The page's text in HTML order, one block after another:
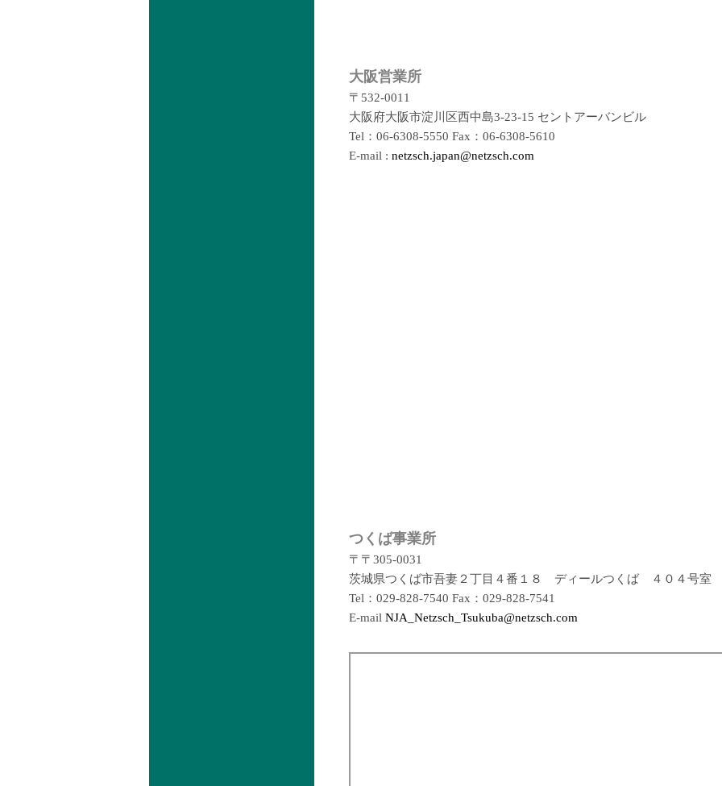
大阪営業所
〒532-0011
大阪府大阪市淀川区西中島3-23-15 セントアーバンビル
Tel：06-6308-5550 Fax：06-6308-5610
E-mail : netzsch.japan@netzsch.com
つくば事業所
〒〒305-0031
茨城県つくば市吾妻２丁目４番１８ ディールつくば ４０４号室
Tel：029-828-7540 Fax：029-828-7541
E-mail NJA_Netzsch_Tsukuba@netzsch.com